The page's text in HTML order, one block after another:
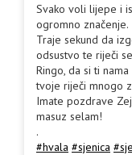
Svako voli lijepe i
ogromno značenje.
Traje sekund da
odsustvo te riječi
Ringo, da si ti
tvoje riječi mnogo
Imate pozdrave
masuz selam!
.
#hvala #sjenica